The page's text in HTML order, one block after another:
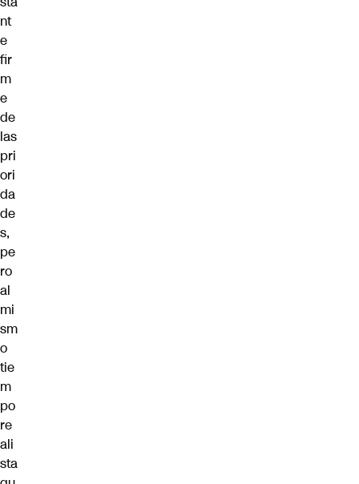
nt
e
fir
m
e
de
las
pri
ori
da
de
s,
pe
ro
al
mi
sm
o
tie
m
po
re
ali
sta